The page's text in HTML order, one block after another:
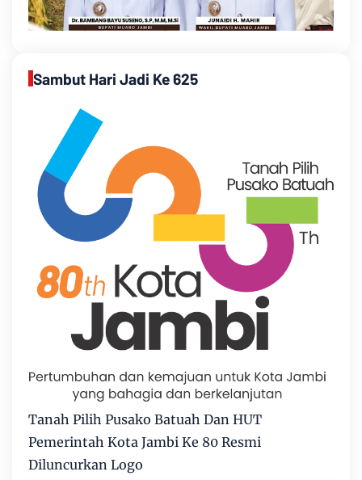
Sambut Hari Jadi Ke 625
Tanah Pilih Pusako Batuah Dan HUT
Pemerintah Kota Jambi Ke 80 Resmi
Diluncurkan Logo